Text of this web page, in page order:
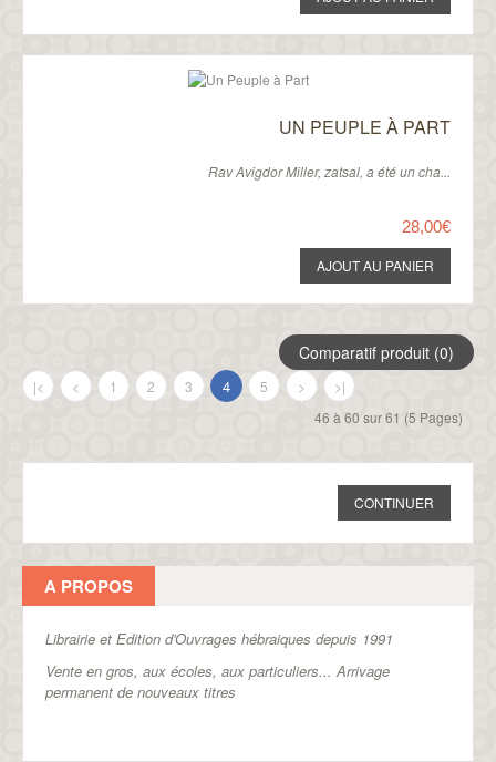
UN PEUPLE À PART
Rav Avigdor Miller, zatsal, a été un cha...
28,00€
Comparatif produit (0)
|< < 1 2 3 4 5 >
>|
46 à 60 sur 61 (5 Pages)
CONTINUER
A PROPOS
Librairie et Edition d'Ouvrages hébraiques depuis 1991
Vente en gros, aux écoles, aux particuliers...Arrivage
permanent de nouveaux titres